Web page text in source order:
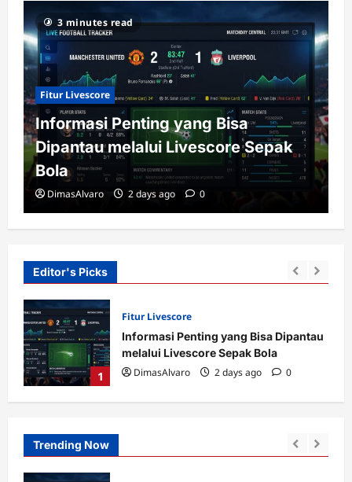
Editor's Picks
1
Fitur Livescore
Informasi Penting yang Bisa Dipantau
melalui Livescore Sepak Bola
DimasAlvaro
2 days ago 0
3 minutes read
Fitur Livescore
Informasi Penting yang Bisa
Dipantau melalui Livescore Sepak
Bola
DimasAlvaro 2 days ago 0
Trending Now